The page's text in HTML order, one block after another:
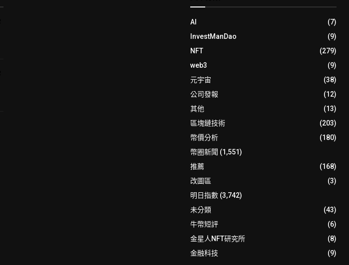
AI
(7)
InvestManDao
(9)
NFT
(279)
web3
(9)
元宇宙
(38)
公司發報
(12)
其他
(13)
區塊鏈技術
(203)
幣價分析
(180)
幣圈新聞 (1,551)
推薦
(168)
改圖區
(3)
明日指數(3,742)
未分類
(43)
牛幣短評
(6)
金星人NFT研究所
(8)
金融科技
(9)